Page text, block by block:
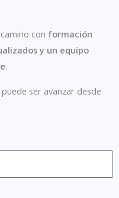
con formación
y un equipo
.
ser avanzar desde